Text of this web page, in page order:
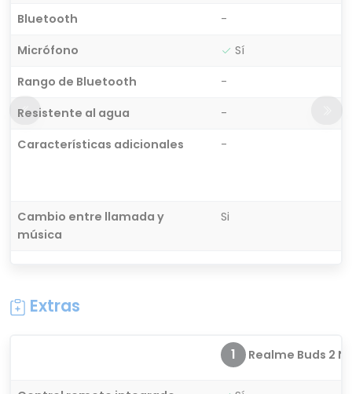
Bluetooth
-
Micrófono
Sí
Rango de Bluetooth
-
Resistente al agua
-
Características adicionales
-
Cambio entre llamada y
música
Si
Extras
1 Realme Buds 2